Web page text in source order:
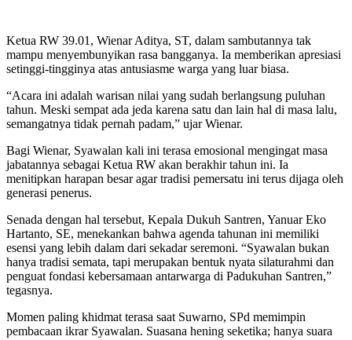
Ketua RW 39.01, Wienar Aditya, ST, dalam sambutannya tak
mampu menyembunyikan rasa bangganya. Ia memberikan apresiasi
setinggi-tingginya atas antusiasme warga yang luar biasa.
“Acara ini adalah warisan nilai yang sudah berlangsung puluhan
tahun. Meski sempat ada jeda karena satu dan lain hal di masa lalu,
semangatnya tidak pernah padam,” ujar Wienar.
Bagi Wienar, Syawalan kali ini terasa emosional mengingat masa
jabatannya sebagai Ketua RW akan berakhir tahun ini. Ia
menitipkan harapan besar agar tradisi pemersatu ini terus dijaga oleh
generasi penerus.
Senada dengan hal tersebut, Kepala Dukuh Santren, Yanuar Eko
Hartanto, SE, menekankan bahwa agenda tahunan ini memiliki
esensi yang lebih dalam dari sekadar seremoni. “Syawalan bukan
hanya tradisi semata, tapi merupakan bentuk nyata silaturahmi dan
penguat fondasi kebersamaan antarwarga di Padukuhan Santren,”
tegasnya.
Momen paling khidmat terasa saat Suwarno, SPd memimpin
pembacaan ikrar Syawalan. Suasana hening seketika; hanya suara